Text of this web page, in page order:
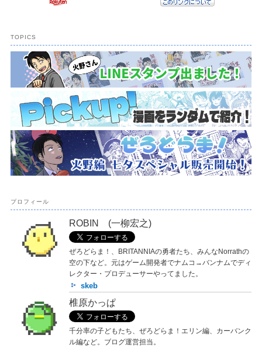
TOPICS
プロフィール
ROBIN (一柳宏之)
ぜろどらま！、BRITANNIAの勇者たち、みんなNorrathの
空の下など。元はゲーム開発者でナムコ→バンナムでディ
レクター・プロデューサーやってました。
skeb
椎原かっぱ
千分率の子どもたち、ぜろどらま！エリン編、カーバンク
ル編など。ブログ運営担当。